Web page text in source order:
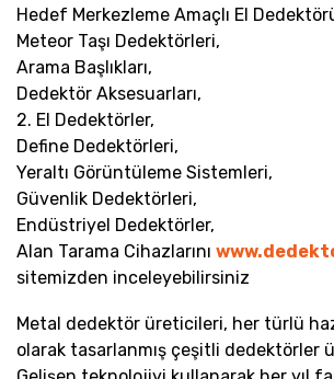
Hedef Merkezleme Amaçlı El
Meteor Taşı Dedektörleri,
Arama Başlıkları,
Dedektör Aksesuarları,
2. El Dedektörler,
Define Dedektörleri,
Yeraltı Görüntüleme Sistemleri,
Güvenlik Dedektörleri,
Endüstriyel Dedektörler,
Alan Tarama Cihazlarını
sitemizden inceleyebilirsiniz
Metal dedektör üreticileri, her türlü
olarak tasarlanmış çeşitli dedektörler